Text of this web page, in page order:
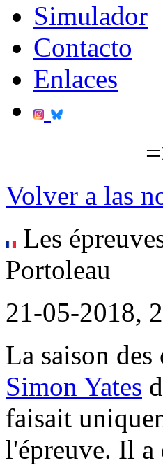
Simulador
Contacto
Enlaces
Volver a las
Les
Portoleau
21-05-2018,
La saison
Simon Yates
faisait
l'épreuve. Il a